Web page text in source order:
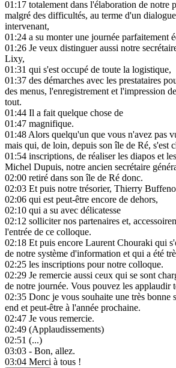
01:17 totalement dans l'élaboration de notre
malgré des difficultés, au terme d'un
intervenant,
01:24 a su monter une journée parfaitement
01:26 Je veux distinguer aussi notre
Lixy,
01:31 qui s'est occupé de toute la logistique,
01:37 des démarches avec les prestataires
des menus, l'enregistrement et l'impression
tout.
01:44 Il a fait quelque chose de
01:47 magnifique.
01:48Alors quelqu'un que vous n'avez pas
mais qui, de loin, depuis son île de Ré, s'est
01:54 inscriptions, de réaliser les diapos et
Michel Dupuis, notre ancien secrétaire
02:00 retiré dans son île de Ré donc.
02:03 Et puis notre trésorier, Thierry
02:06 qui est peut-être encore de dehors,
02:10 qui a su avec délicatesse
02:12 solliciter nos partenaires et,
l'entrée de ce colloque.
02:18 Et puis encore Laurent Chouraki qui
de notre système d'information et qui a été
02:25 les inscriptions pour notre colloque.
02:29 Je remercie aussi ceux qui se sont
de notre journée. Vous pouvez les applaudir
02:35 Donc je vous souhaite une très bonne
end et peut-être à l'année prochaine.
02:47 Je vous remercie.
02:49 (Applaudissements)
02:51 (...)
03:03 - Bon, allez.
03:04 Merci à tous !